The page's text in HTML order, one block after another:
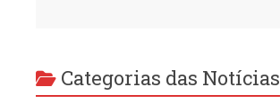
Categorias das Notícias